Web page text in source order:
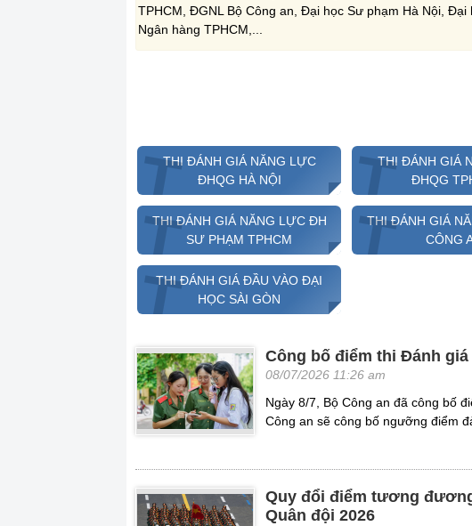
TPHCM, ĐGNL Bộ Công an, Đại học Sư phạm Hà Nội,
Ngân hàng TPHCM,...
TTHI ĐÁNH GIÁ NĂNG LỰC
ĐHQG HÀ NỘI
TTHI ĐÁNH GIÁ
ĐHQG
T
THI ĐÁNH GIÁ NĂNG LỰC ĐH
SƯ PHẠM TPHCM
T
THI ĐÁNH GIÁ
CÔNG
T
THI ĐÁNH GIÁ ĐẦU VÀO ĐẠI
HỌC SÀI GÒN
Công bố điểm thi Đánh
08/07/2026 11:26 am
Ngày 8/7, Bộ Công an đã công bố
Công an sẽ công bố ngưỡng điểm
Quy đổi điểm tương
Quân đội 2026